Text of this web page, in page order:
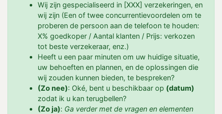
Wij zijn gespecialiseerd in [XXX] verzekeringen, en
wij zijn (Een of twee concurrentievoordelen om te
proberen de persoon aan de telefoon te houden:
X% goedkoper / Aantal klanten / Prijs: verkozen
tot beste verzekeraar, enz.)
Heeft u een paar minuten om uw huidige situatie,
uw behoeften en plannen, en de oplossingen die
wij zouden kunnen bieden, te bespreken?
(Zo nee): Oké, bent u beschikbaar op (datum)
zodat ik u kan terugbellen?
(Zo ja): Ga verder met de vragen en elementen